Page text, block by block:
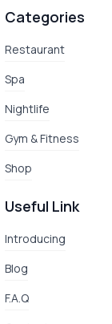
Categories
Restaurant
Spa
Nightlife
Gym & Fitness
Shop
Useful Link
Introducing
Blog
F.A.Q